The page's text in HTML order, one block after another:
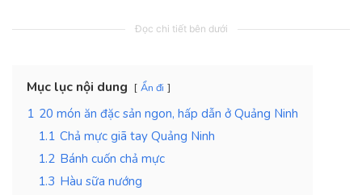
Đọc chi tiết bên dưới
Mục lục nội dung Ẩn đi
1 20 món ăn đặc sản ngon, hấp dẫn ở Quảng Ninh
1.1 Chả mực giã tay Quảng Ninh
1.2 Bánh cuốn chả mực
1.3 Hàu sữa nướng